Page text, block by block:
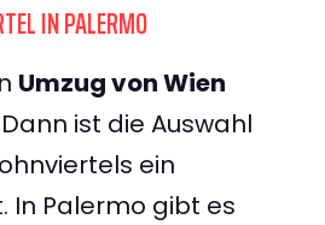
IN PALERMO
Umzug von Wien
ist die Auswahl
ein
In Palermo gibt es